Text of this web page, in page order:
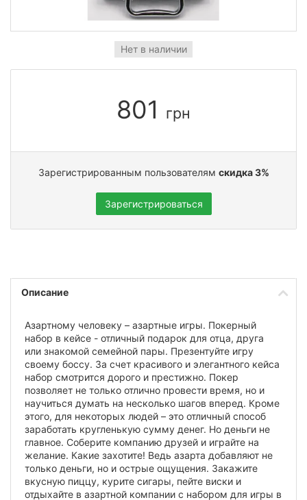
Нет в наличии
801 грн
Зарегистрированным пользователям скидка 3%
Зарегистрироваться
Описание
Азартному человеку – азартные игры. Покерный
набор в кейсе - отличный подарок для отца, друга
или знакомой семейной пары. Презентуйте игру
своему боссу. За счет красивого и элегантного кейса
набор смотрится дорого и престижно. Покер
позволяет не только отлично провести время, но и
научиться думать на несколько шагов вперед. Кроме
этого, для некоторых людей – это отличный способ
заработать кругленькую сумму денег. Но деньги не
главное. Соберите компанию друзей и играйте на
желание. Какие захотите! Ведь азарта добавляют не
только деньги, но и острые ощущения. Закажите
вкусную пиццу, курите сигары, пейте виски и
отдыхайте в азартной компании с набором для игры в